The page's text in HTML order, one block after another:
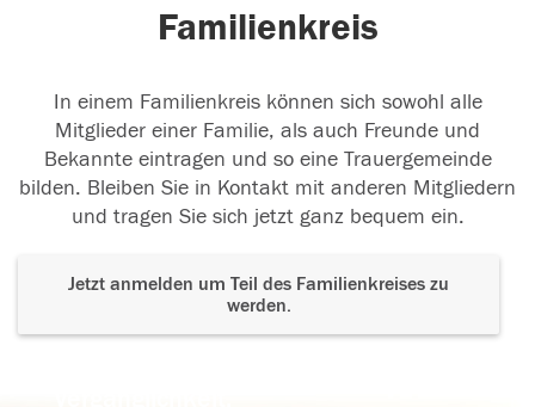
Familienkreis
In einem Familienkreis können sich sowohl alle
Mitglieder einer Familie, als auch Freunde und
Bekannte eintragen und so eine Trauergemeinde
bilden. Bleiben Sie in Kontakt mit anderen Mitgliedern
und tragen Sie sich jetzt ganz bequem ein.
Jetzt anmelden um Teil des Familienkreises zu
werden.